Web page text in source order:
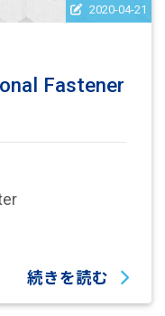
2020-04-21
Fastener
続きを読む